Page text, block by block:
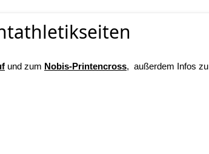
und zum Nobis-Printencross, außerdem Infos zu